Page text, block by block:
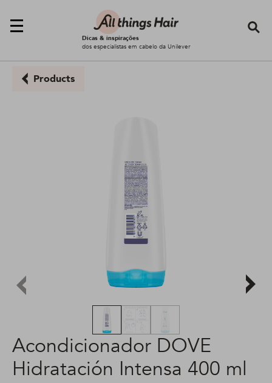
Dicas & inspirações
dos especialistas em cabelo da Unilever
Products
Acondicionador DOVE
Hidratación Intensa 400 ml